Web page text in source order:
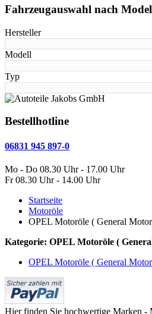
Fahrzeugauswahl nach
Hersteller
Modell
Typ
Bestellhotline
06831 945 897-0
Mo - Do 08.30 Uhr - 17.00 Uhr
Fr 08.30 Uhr - 14.00 Uhr
Startseite
Motoröle
OPEL Motoröle ( General
Kategorie: OPEL Motoröle (
OPEL Motoröle ( General
Hier finden Sie hochwertige Marken -